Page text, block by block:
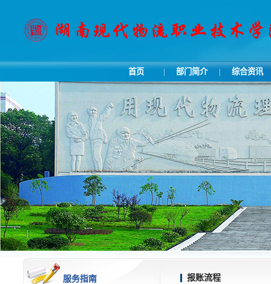
首页 部门简介 综合资讯
服务指南 报账流程